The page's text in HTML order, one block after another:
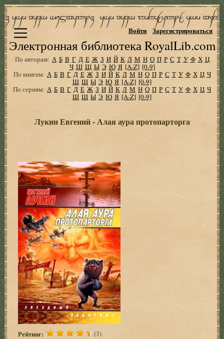
Электронная библиотека RoyalLib.com
Войти Зарегистрироваться
По авторам: А Б В Г Д Е Ж З И Й К Л М Н О П Р С Т У Ф Х Ц
Ч Ш Щ Ы Э Ю Я [A-Z] [0-9]
По книгам: А Б В Г Д Е Ж З И Й К Л М Н О П Р С Т У Ф Х Ц Ч
Ш Щ Ы Э Ю Я [A-Z] [0-9]
По сериям: А Б В Г Д Е Ж З И Й К Л М Н О П Р С Т У Ф Х Ц Ч
Ш Щ Ы Э Ю Я [A-Z] [0-9]
Лукин Евгений - Алая аура протопарторга
Рейтинг: (3)